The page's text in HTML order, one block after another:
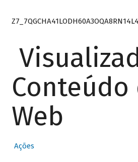
Z7_7QGCHA41LODH60A3OQA8RN14L4
Conteúdo
Web
Ações